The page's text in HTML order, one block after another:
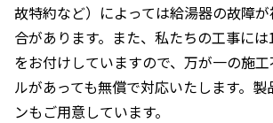
故特約など）によっては給湯器の故障
合があります。また、私たちの工事に
をお付けしていますので、万が一の施
ルがあっても無償で対応いたします。
ンもご用意しています。